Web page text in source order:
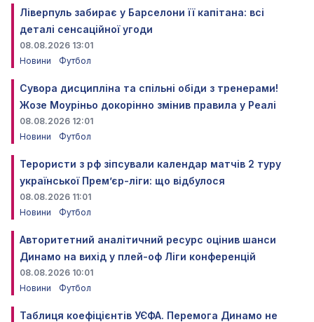
Ліверпуль забирає у Барселони її капітана: всі
деталі сенсаційної угоди
08.08.2026 13:01
Новини
Футбол
Сувора дисципліна та спільні обіди з тренерами!
Жозе Моуріньо докорінно змінив правила у Реалі
08.08.2026 12:01
Новини
Футбол
Терористи з рф зіпсували календар матчів 2 туру
української Прем’єр-ліги: що відбулося
08.08.2026 11:01
Новини
Футбол
Авторитетний аналітичний ресурс оцінив шанси
Динамо на вихід у плей-оф Ліги конференцій
08.08.2026 10:01
Новини
Футбол
Таблиця коефіцієнтів УЄФА. Перемога Динамо не